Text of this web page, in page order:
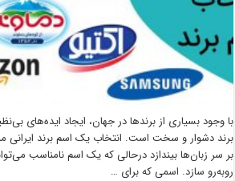
با وجود بسیاری از برندها در جهان، ایجاد ایده‌های
برند دشوار و سخت است. انتخاب یک اسم برند ایرانی
بر سر زبان‌ها بیندازد درحالی که یک اسم نامناسب
روبه‌رو سازد. اسمی که برای …